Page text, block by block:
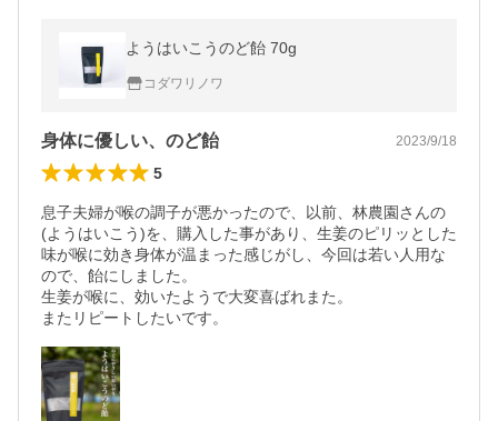
ようはいこうのど飴 70g
コダワリノワ
身体に優しい、のど飴 2023/9/18
5
息子夫婦が喉の調子が悪かったので、以前、林農園さんの
(ようはいこう)を、購入した事があり、生姜のピリッとした
味が喉に効き身体が温まった感じがし、今回は若い人用な
ので、飴にしました。
生姜が喉に、効いたようで大変喜ばれまた。
またリピートしたいです。